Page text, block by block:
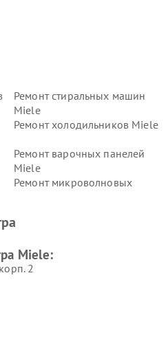
Ремонт стиральных машин
Miele
Ремонт холодильников Miele
Ремонт варочных панелей
Miele
Ремонт микроволновых
пылесосов Miele
Miele:
2